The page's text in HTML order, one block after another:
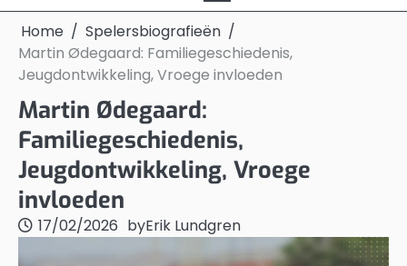
Home
Spelersbiografieën
Martin Ødegaard: Familiegeschiedenis,
Jeugdontwikkeling, Vroege invloeden
Martin Ødegaard:
Familiegeschiedenis,
Jeugdontwikkeling, Vroege
invloeden
17/02/2026 byErik Lundgren